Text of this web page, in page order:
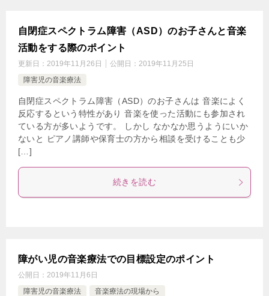
自閉症スペクトラム障害（ASD）のお子さんと音楽
活動をする際のポイント
更新日： 2019年11月26日 公開日： 2019年11月25日
障害児の音楽療法
自閉症スペクトラム障害（ASD）のお子さんは 音楽によく
反応するという特性があり 音楽を使った活動にも参加され
ている方が多いようです。 しかし なかなか思うようにいか
ないと ピアノ講師や保育士の方から相談を受けることも少
[…]
続きを読む
障がい児の音楽療法での目標設定のポイント
公開日： 2019年11月6日
障害児の音楽療法
音楽療法の現場から